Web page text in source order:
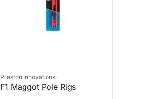
Preston Innovations
F1 Maggot Pole Rigs